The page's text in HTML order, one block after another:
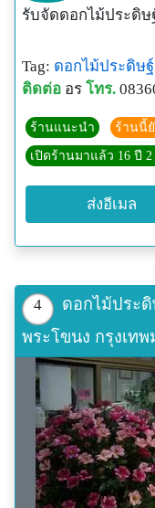
รับจัดดอกไม้ประดิษ
Tag: ดอกไม้ประดิษฐ์
ติดต่อ อร โทร.
ร้านแนะนำ ร้านนี้
เปิดร้านมาแล้ว 16 ปี 2
ส่งอีเมล
4
ดอกไม้ประ
พระโขนง กรุงเท